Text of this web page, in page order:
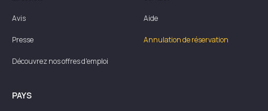
Avis
Presse
Découvrez nos offres d'emploi
Aide
Annulation de réservation
PAYS